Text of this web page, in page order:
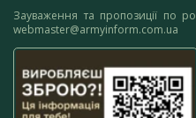
Зауваження та пропозиції по
webmaster@armyinform.com.ua